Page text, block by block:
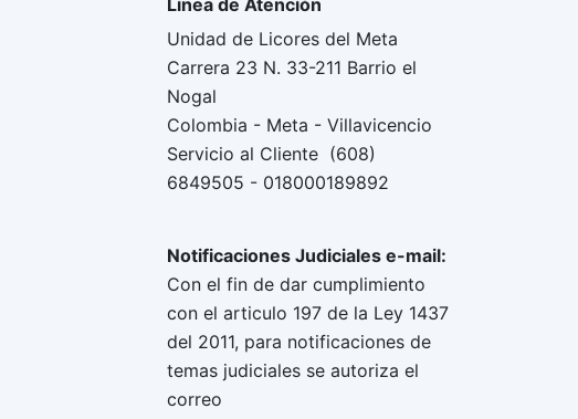
Unidad de Licores del Meta
Carrera 23 N. 33-211 Barrio el
Nogal
Colombia - Meta - Villavicencio
Servicio al Cliente (608)
6849505 - 018000189892
Notificaciones Judiciales e-mail:
Con el fin de dar cumplimiento
con el articulo 197 de la Ley 1437
del 2011, para notificaciones de
temas judiciales se autoriza el
correo